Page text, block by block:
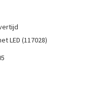
LED (117028)